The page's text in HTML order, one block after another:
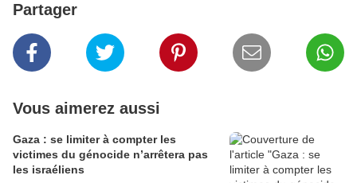
Partager
Vous aimerez aussi
Gaza : se limiter à compter les
victimes du génocide n’arrêtera pas
les israéliens